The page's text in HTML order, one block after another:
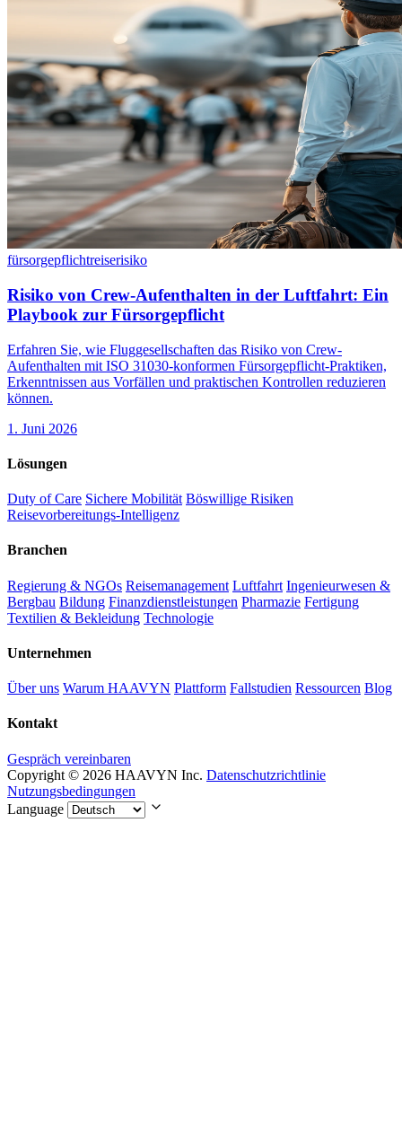
fürsorgepflichtreiserisiko
Risiko von Crew-Aufenthalten in der Luftfahrt: Ein
Playbook zur Fürsorgepflicht
Erfahren Sie, wie Fluggesellschaften das Risiko von Crew-
Aufenthalten mit ISO 31030-konformen Fürsorgepflicht-Praktiken,
Erkenntnissen aus Vorfällen und praktischen Kontrollen reduzieren
können.
1. Juni 2026
Lösungen
Duty of Care Sichere Mobilität Böswillige Risiken
Reisevorbereitungs-Intelligenz
Branchen
Regierung & NGOs Reisemanagement Luftfahrt Ingenieurwesen &
Bergbau Bildung Finanzdienstleistungen Pharmazie Fertigung
Textilien & Bekleidung Technologie
Unternehmen
Über uns Warum HAAVYN Plattform Fallstudien Ressourcen Blog
Kontakt
Gespräch vereinbaren
Copyright © 2026 HAAVYN Inc. Datenschutzrichtlinie
Nutzungsbedingungen
Language